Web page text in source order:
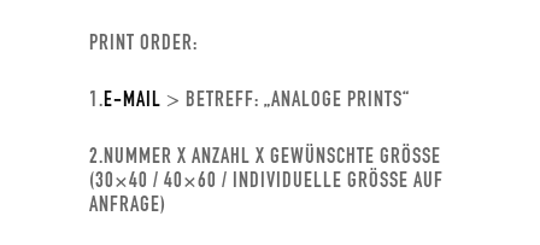
PRINT ORDER:
1.E-MAIL > BETREFF: „ANALOGE PRINTS“
2.NUMMER X ANZAHL X GEWÜNSCHTE GRÖSSE
(30×40 / 40×60 / INDIVIDUELLE GRÖSSE AUF A
NFRAGE)